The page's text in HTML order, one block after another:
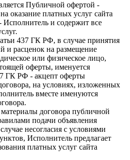
Публичной офертой -
оказание платных услуг сайта
и содержит все
437 ГК РФ, в случае принятия
и расценок на размещение
или физическое лицо,
оферты, именуется
ГК РФ - акцепт оферты
на условиях, изложенных
вместе именуются
договора публичной
подачи объявления
несогласия с условиями
Исполнитель предлагает
платных услуг сайта